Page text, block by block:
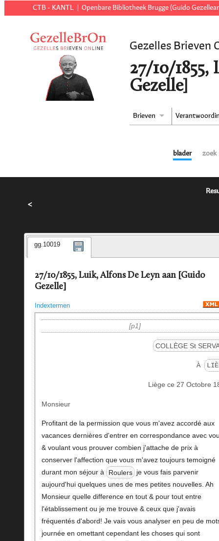
CTB - KANTL Openbare Bibliotheek Brugge (Guido
Gezelles Brieven
27/10/
Gezelle]
Brieven
blader zoek
<
gg.10019
27/10/1855, Luik, Alfons De Leyn aan [Guido
Gezelle]
Indextermen
p1
COLLÈGE St
À
Liège ce 27 Octobre
Monsieur
Profitant de la permission que vous m'avez accordé aux
vacances dernières d'entrer en correspondance avec
& voulant vous prouver combien j'attache de prix à
conserver l'affection que vous m'avez toujours temoigné
durant mon séjour à
Roulers je vous fais parvenir
aujourd'hui quelques unes de mes petites nouvelles. Ah
Monsieur quelle difference en tout & pour tout entre
l'établissement ou je me trouve & ceux que j'avais
fréquentés d'abord! Je vais vous analyser en peu de
journée en omettant cependant les choses qui sont